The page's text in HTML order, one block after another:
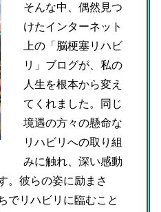
そんな中、偶然見つ
けたインターネット
上の「脳梗塞リハビ
リ」ブログが、私の
人生を根本から変え
てくれました。同じ
境遇の方々の懸命な
リハビリへの取り組
みに触れ、深い感動
。彼らの姿に励まさ
でリハビリに臨むこと